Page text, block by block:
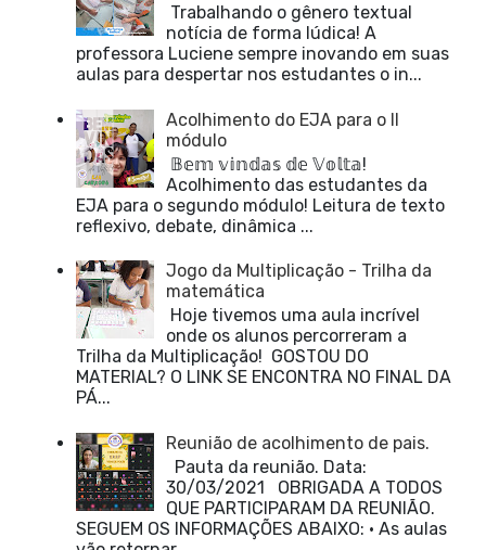
Trabalhando o gênero textual
notícia de forma lúdica! A
professora Luciene sempre inovando em suas
aulas para despertar nos estudantes o in...
Acolhimento do EJA para o II
módulo
𝔹𝕖𝕞 𝕧𝕚𝕟𝕕𝕒𝕤 𝕕𝕖 𝕍𝕠𝕝𝕥𝕒!
Acolhimento das estudantes da
EJA para o segundo módulo! Leitura de texto
reflexivo, debate, dinâmica ...
Jogo da Multiplicação - Trilha da
matemática
Hoje tivemos uma aula incrível
onde os alunos percorreram a
Trilha da Multiplicação! GOSTOU DO
MATERIAL? O LINK SE ENCONTRA NO FINAL DA
PÁ...
Reunião de acolhimento de pais.
Pauta da reunião. Data:
30/03/2021 OBRIGADA A TODOS
QUE PARTICIPARAM DA REUNIÃO.
SEGUEM OS INFORMAÇÕES ABAIXO: • As aulas